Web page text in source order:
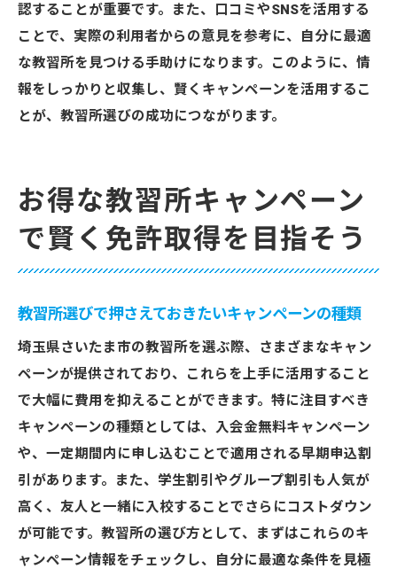
認することが重要です。また、口コミやSNSを活用する
ことで、実際の利用者からの意見を参考に、自分に最適
な教習所を見つける手助けになります。このように、情
報をしっかりと収集し、賢くキャンペーンを活用するこ
とが、教習所選びの成功につながります。
お得な教習所キャンペーン
で賢く免許取得を目指そう
教習所選びで押さえておきたいキャンペーンの種類
埼玉県さいたま市の教習所を選ぶ際、さまざまなキャン
ペーンが提供されており、これらを上手に活用すること
で大幅に費用を抑えることができます。特に注目すべき
キャンペーンの種類としては、入会金無料キャンペーン
や、一定期間内に申し込むことで適用される早期申込割
引があります。また、学生割引やグループ割引も人気が
高く、友人と一緒に入校することでさらにコストダウン
が可能です。教習所の選び方として、まずはこれらのキ
ャンペーン情報をチェックし、自分に最適な条件を見極